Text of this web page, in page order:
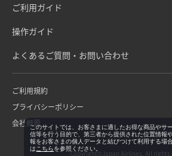
ご利用ガイド
操作ガイド
よくあるご質問・お問い合わせ
ご利用規約
プライバシーポリシー
会社概要
Copyright©Japan Airlines. All rights
このサイトでは、お客さまに適したお得な商品やサ
信等を行う目的で、第三者から提供された位置情報
報をお客さまの個人データと結びつけて利用する場
は こちらを参照ください。